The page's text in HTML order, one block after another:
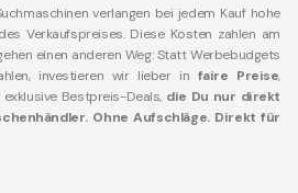
verlangen bei jedem Kauf hohe
Verkaufspreises. Diese Kosten zahlen am
einen anderen Weg: Statt Werbebudgets
investieren wir lieber in faire Preise,
exklusive Bestpreis-Deals, die Du nur direkt
Ohne Aufschläge. Direkt für